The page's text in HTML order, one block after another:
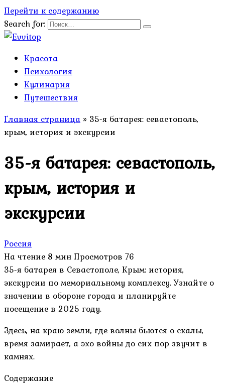
Перейти к содержанию
Search for:
Красота
Психология
Кулинария
Путешествия
Главная страница » 35-я батарея: севастополь,
крым, история и экскурсии
35-я батарея: севастополь,
крым, история и
экскурсии
Россия
На чтение 8 мин Просмотров 76
35-я батарея в Севастополе, Крым: история,
экскурсии по мемориальному комплексу. Узнайте о
значении в обороне города и планируйте
посещение в 2025 году.
Здесь, на краю земли, где волны бьются о скалы,
время замирает, а эхо войны до сих пор звучит в
камнях.
Содержание